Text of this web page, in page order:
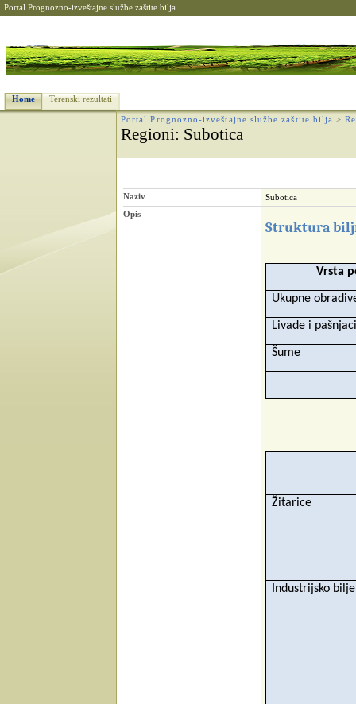
Portal Prognozno-izveštajne službe zaštite bilja
Home Terenski rezultati
Portal Prognozno-izveštajne službe zaštite bilja >
Regioni: Subotica
Naziv
Subotica
Opis
Struktura
Vrsta
Ukupne
Livade i
Šume
Žitarice
Industrijsko bilje